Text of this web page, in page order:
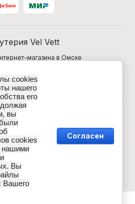
Vel Vett
магазина в Омске
и услугах, включая цены и
представленные на сайте,
офертой, определяемой
437 (2) ГК РФ, а носят
характер. Для
о наличии и стоимости
по нашим телефонам.
cookies
нашего
его
вы
cookies
нашими
Вы
Вашего
Согласен